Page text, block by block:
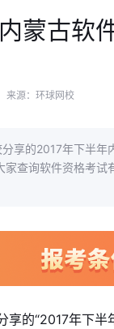
蒙古软
来源：环球网校
的2017年下半年
家查询软件资格考
的“2017年下半